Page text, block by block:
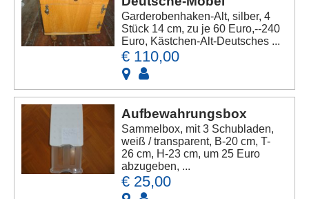
Garderobenhaken-Alt, silber, 4
Stück 14 cm, zu je 60 Euro,--240
Euro, Kästchen-Alt-Deutsches ...
€ 110,00
Aufbewahrungsbox
Sammelbox, mit 3 Schubladen,
weiß / transparent, B-20 cm, T-
26 cm, H-23 cm, um 25 Euro
abzugeben, ...
€ 25,00